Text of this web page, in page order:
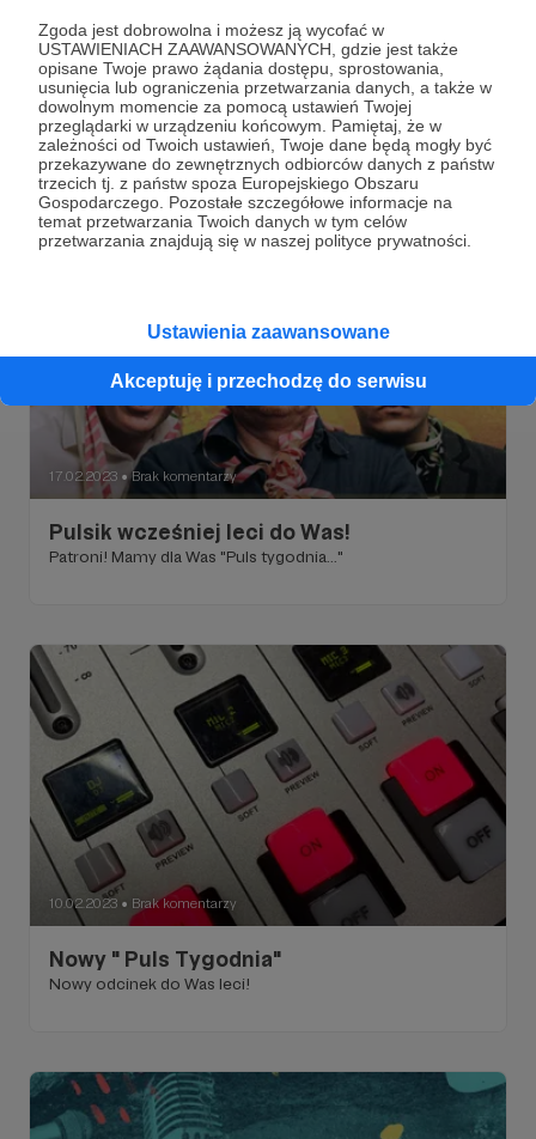
Zgoda jest dobrowolna i możesz ją wycofać w
USTAWIENIACH ZAAWANSOWANYCH, gdzie jest także
opisane Twoje prawo żądania dostępu, sprostowania,
usunięcia lub ograniczenia przetwarzania danych, a także w
dowolnym momencie za pomocą ustawień Twojej
przeglądarki w urządzeniu końcowym. Pamiętaj, że w
zależności od Twoich ustawień, Twoje dane będą mogły być
przekazywane do zewnętrznych odbiorców danych z państw
trzecich tj. z państw spoza Europejskiego Obszaru
Gospodarczego. Pozostałe szczegółowe informacje na
temat przetwarzania Twoich danych w tym celów
przetwarzania znajdują się w naszej polityce prywatności.
Ustawienia zaawansowane
Akceptuję i przechodzę do serwisu
02.03.2023 Komentarze: 1
Pamiętajcie o grupie!
Kochani! Grupa na fejsie czeka!
17.02.2023 ● Brak komentarzy
Pulsik wcześniej leci do Was!
Patroni! Mamy dla Was "Puls tygodnia..."
10.02.2023 ● Brak komentarzy
Nowy " Puls Tygodnia"
Nowy odcinek do Was leci!